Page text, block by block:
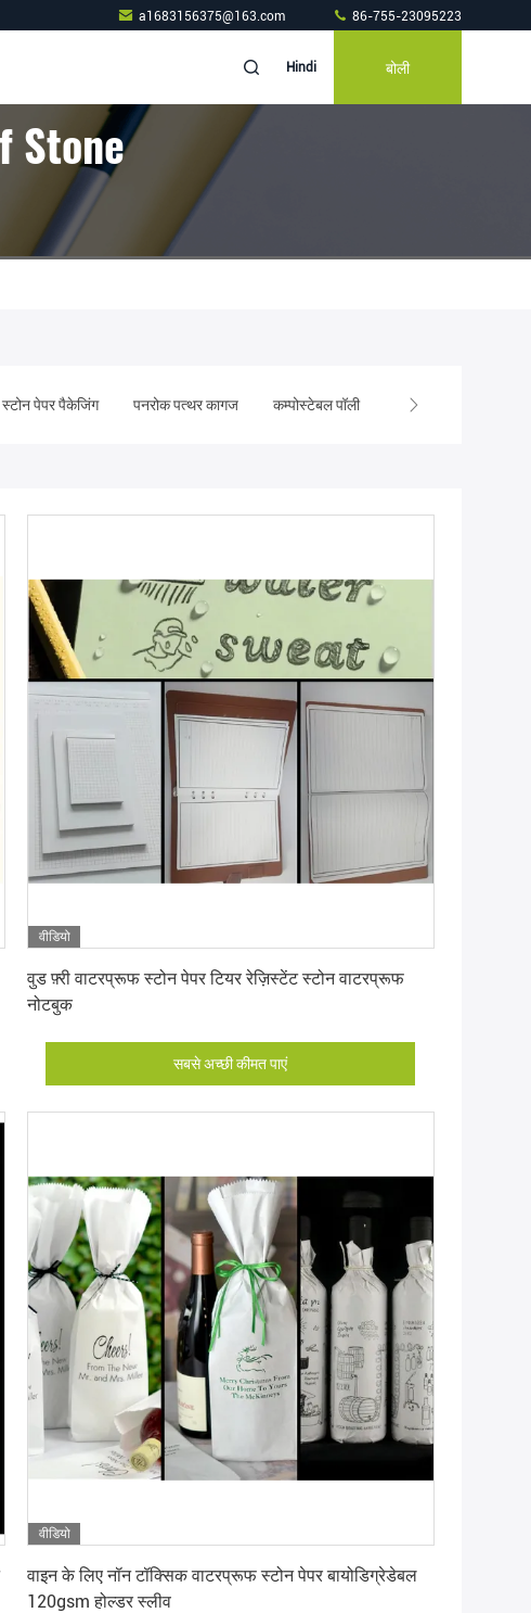
a1683156375@163.com 86-755-23095223
Hindi बोली
Stone
स्टोन पेपर पैकेजिंग पनरोक पत्थर कागज कम्पोस्टेबल पॉली बैग पत्थर कागज नोटबुक
वीडियो
वुड फ़्री वाटरप्रूफ स्टोन पेपर टियर रेज़िस्टेंट स्टोन वाटरप्रूफ
नोटबुक
सबसे अच्छी कीमत पाएं
वीडियो
वाइन के लिए नॉन टॉक्सिक वाटरप्रूफ स्टोन पेपर बायोडिग्रेडेबल
120gsm होल्डर स्लीव